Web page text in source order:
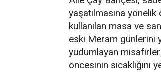
yaşatılmasına
kullanılan masa ve
eski Meram günlerini
yudumlayan
öncesinin sıcaklığını